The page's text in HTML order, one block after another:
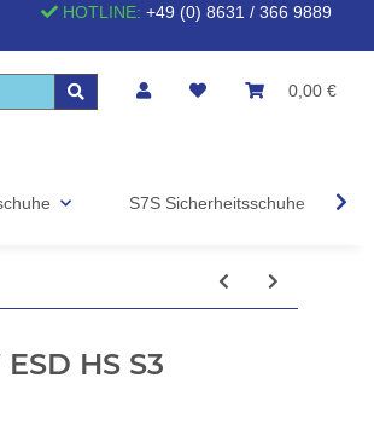
HOTLINE: +49 (0) 8631 / 366 9889
0,00 €
S7S Sicherheitsschuhe
HS S3